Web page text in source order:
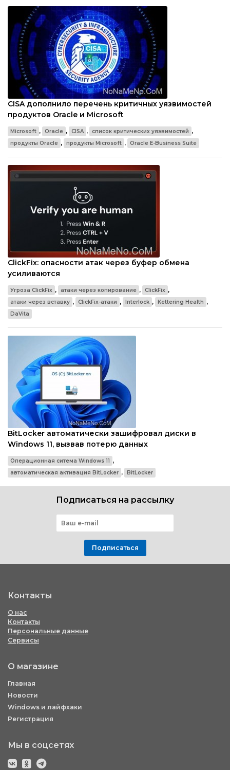
CISA дополнило перечень критичных уязвимостей
продуктов Oracle и Microsoft
Microsoft , Oracle , CISA , список критических уязвимостей ,
продукты Oracle , продукты Microsoft , Oracle E-Business Suite
ClickFix: опасности атак через буфер обмена
усиливаются
Угроза ClickFix , атаки через копирование , ClickFix ,
атаки через вставку , ClickFix-атаки , Interlock , Kettering Health ,
DaVita
BitLocker автоматически зашифровал диски в
Windows 11, вызвав потерю данных
Операционная ситема Windows 11 ,
автоматическая активация BitLocker , BitLocker
Подписаться на рассылку
Подписаться
Контакты
О нас
Контакты
Персональные данные
Сервисы
О магазине
Главная
Новости
Windows и лайфхаки
Регистрация
Мы в соцсетях